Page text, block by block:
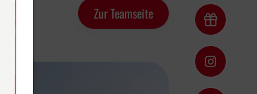
Zur Teamseite